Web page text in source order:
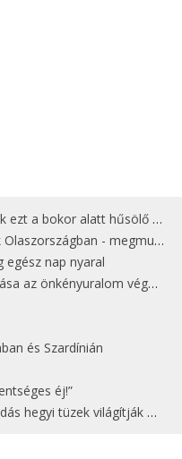
alatt hűsölő cicát Kisorosziban
- megmutatjuk a 15 legjobbat
egész nap nyaral
végét jelentette
és Szardínián
éj!”
világítják meg Zugspitzét